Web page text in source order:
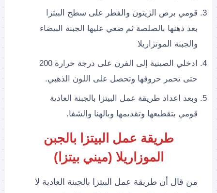
قومي برص الزيتون والفطر على سطح البيتزا
بعد دهنها بالصلصة ثم ضعي عليها الجبنة البيضاء
والجبنة الموتزاريلا
ادخلي الصينية إلى الفرن على درجة حرارة 200
حتى تحمر حروفها وتحصل على اللون الذهبي.
وبعد اعداد طريقة عمل البيتزا بالجبنة العادية
قومي بتقطيعها وتقديمها وبالهنا والشفا.
طريقة عمل البيتزا بالجبن
الموزاريلا (ميني بيتزا)
من قال أن طريقة عمل البيتزا بالجبنة العادية لا